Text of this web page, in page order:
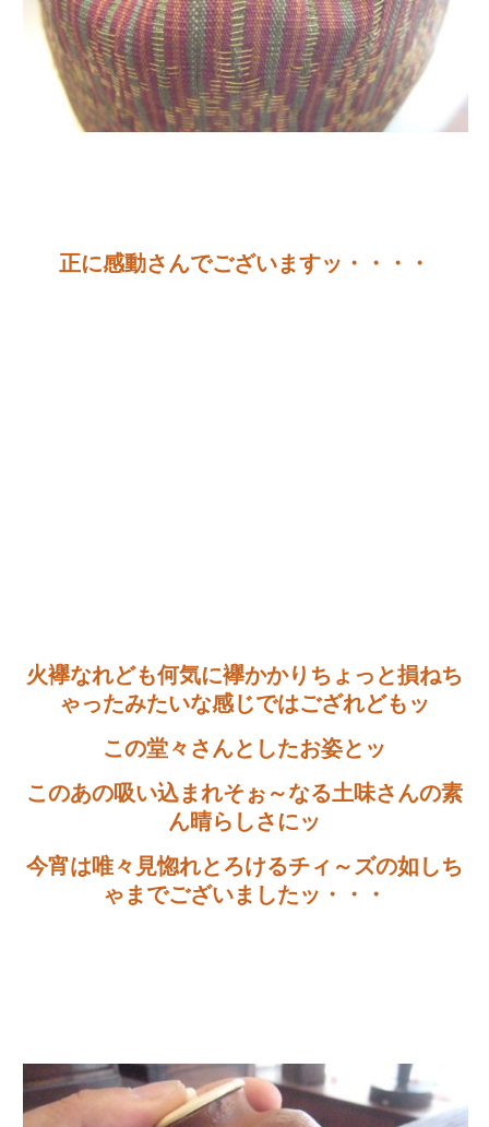
正に感動さんでございますッ・・・・
火襷なれども何気に襷かかりちょっと損ねち
ゃったみたいな感じではござれどもッ
この堂々さんとしたお姿とッ
このあの吸い込まれそぉ～なる土味さんの素
ん晴らしさにッ
今宵は唯々見惚れとろけるチィ～ズの如しち
ゃまでございましたッ・・・